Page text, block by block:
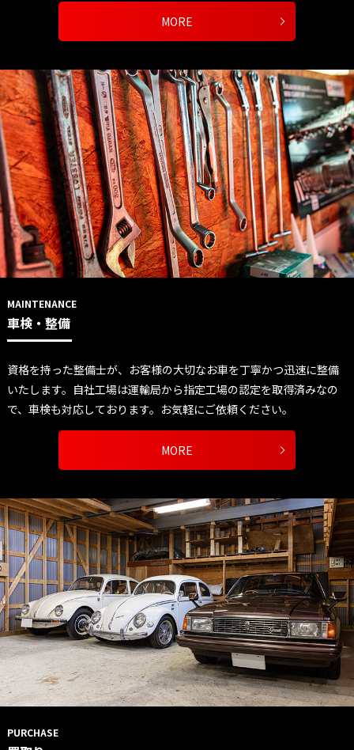
MORE
MAINTENANCE
車検・整備
資格を持った整備士が、お客様の大切なお車を丁寧かつ迅速に整備
いたします。自社工場は運輸局から指定工場の認定を取得済みなの
で、車検も対応しております。お気軽にご依頼ください。
MORE
PURCHASE